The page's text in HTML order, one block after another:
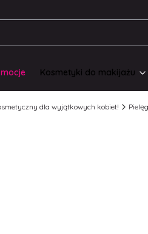
Kosmetyki do makijażu
dla wyjątkowych kobiet!